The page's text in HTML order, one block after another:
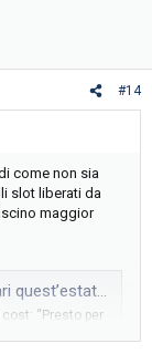
#14
come non sia
slot liberati da
maggior
ma danneggerà l’Italia”
“Presto per